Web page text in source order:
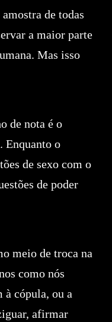
de todas
a maior parte
Mas isso
de nota é o
Enquanto o
de sexo com o
de poder
meio de troca na
como nós
à cópula, ou a
afirmar